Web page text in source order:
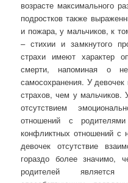
возрасте максимального
подростков также
и пожара, у мальчиков, к
– стихии и замкнутого
страхи имеют характер
смерти, напоминая о
самосохранения. У
страхов, чем у мальчиков.
отсутствием
отношений с
конфликтных отношений с
девочек отсутствие
гораздо более значимо,
родителей